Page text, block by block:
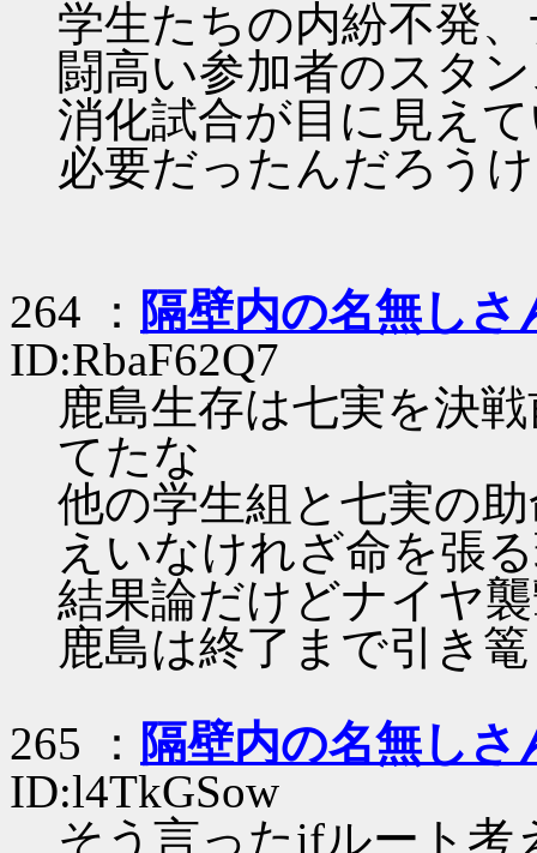
学生たちの内紛不発
闘高い参加者のスタ
消化試合が目に見え
必要だったんだろう
264 ： 隔壁内の名無しさ
ID:RbaF62Q7
鹿島生存は七実を決
てたな
他の学生組と七実の
えいなけれざ命を張
結果論だけどナイヤ
鹿島は終了まで引き
265 ： 隔壁内の名無しさ
ID:l4TkGSow
そう言ったifルート考